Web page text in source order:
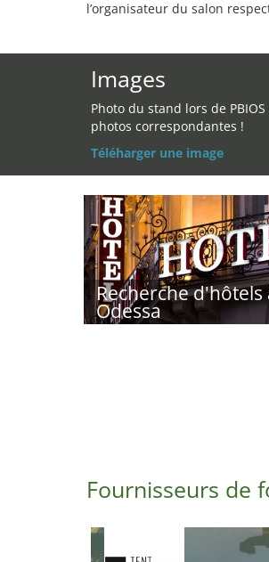
l’organisateur du salon
Images
Photo du stand lors de
photos correspondantes !
Téléharger une image
Recherche d'hôtels
Odessa
Fournisseurs de